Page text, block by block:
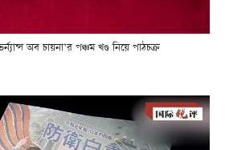
অব চায়না’র পঞ্চম খণ্ড নিয়ে পাঠচক্র